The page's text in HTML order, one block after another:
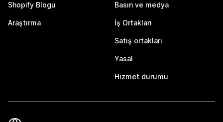
Shopify Blogu
Araştırma
Basın ve medya
İş Ortakları
Satış ortakları
Yasal
Hizmet durumu